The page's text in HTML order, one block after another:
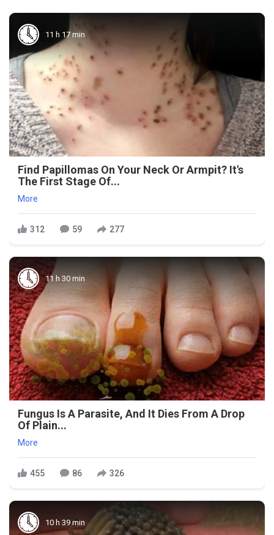
11 h 17 min
Find Papillomas On Your Neck Or Armpit? It's
The First Stage Of...
More
312 59 277
11 h 30 min
Fungus Is A Parasite, And It Dies From A Drop
Of Plain...
More
455 86 326
10 h 39 min